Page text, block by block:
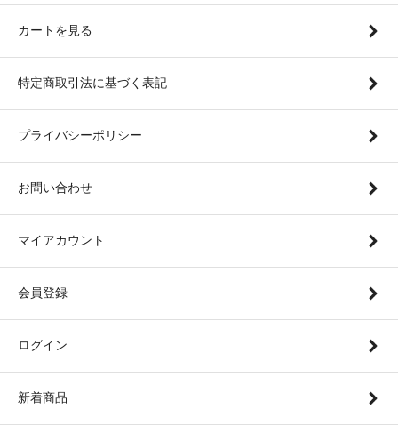
カートを見る
特定商取引法に基づく表記
プライバシーポリシー
お問い合わせ
マイアカウント
会員登録
ログイン
新着商品